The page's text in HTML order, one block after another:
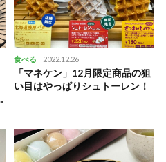
食べる 2022.12.26
「マネケン」12月限定商品の狙
い目はやっぱりシュトーレン！